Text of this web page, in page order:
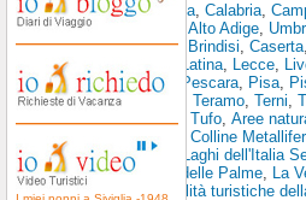
Abruzzo,Basilicata, Calabria,
Toscana
Trentino Alto Adige,
Bolzano,Brescia Brindisi, Caserta,
Spezia
Latina, Lecce,
Pesaro e Urbino
Pescara, Pisa,
Siracusa, Teramo, Terni,
Toscano,Area del Tufo, Aree
Storiche Toscane
Colline
Golfo dei Poeti
I Laghi dell'Italia
La Riviera Ligure delle Palme, La
Piemonte
Le località turistiche